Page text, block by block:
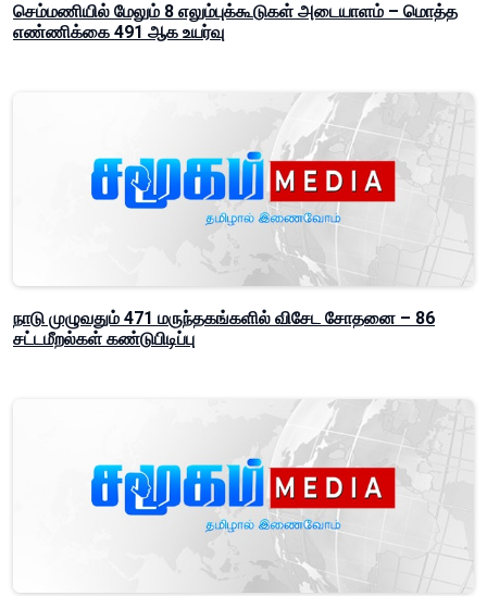
செம்மணியில் மேலும் 8 எலும்புக்கூடுகள் அடையாளம் – மொத்த
எண்ணிக்கை 491 ஆக உயர்வு
நாடு முழுவதும் 471 மருந்தகங்களில் விசேட சோதனை – 86
சட்டமீறல்கள் கண்டுபிடிப்பு